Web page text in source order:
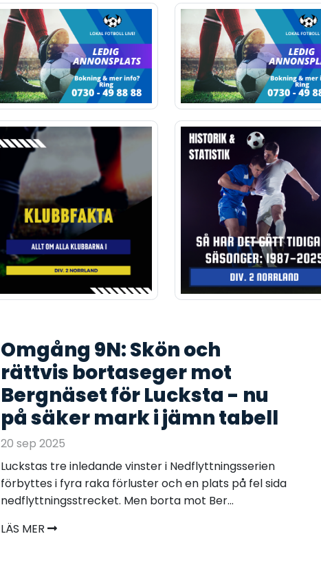
Omgång 9N: Skön och
rättvis bortaseger mot
Bergnäset för Lucksta - nu
på säker mark i jämn tabell
20 sep 2025
Luckstas tre inledande vinster i Nedflyttningsserien
förbyttes i fyra raka förluster och en plats på fel sida
nedflyttningsstrecket. Men borta mot Ber...
LÄS MER